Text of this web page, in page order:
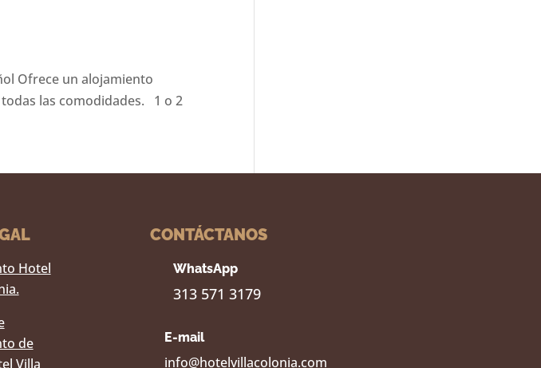
Ofrece un alojamiento
las comodidades. 1 o 2
Hotel
de
Villa
CONTÁCTANOS
WhatsApp
313 571 3179
E-mail
info@hotelvillacolonia.com